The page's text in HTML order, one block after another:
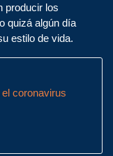
producir los
quizá algún día
estilo de vida.
coronavirus